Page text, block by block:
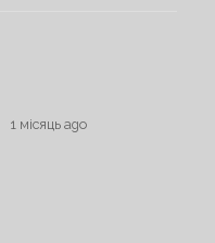
1 місяць ago